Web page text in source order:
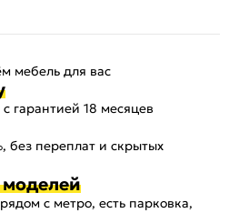
мебель для вас
гарантией 18 месяцев
без переплат и скрытых
с метро, есть парковка,